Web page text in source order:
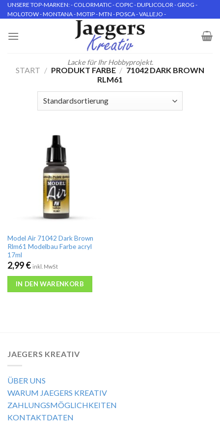
Skip
to
UNSERE TOP-MARKEN: - COLORMATIC - COPIC - DUPLICOLOR - GROG -
MOLOTOW - MONTANA - MOTIP - MTN - POSCA - VALLEJO -
Lacke für Ihr Hobbyprojekt.
START / PRODUKT FARBE / 71042 DARK BROWN
RLM61
Model Air 71042 Dark Brown
Rlm61 Modelbau Farbe acryl
17ml
2,99€ inkl. MwSt
IN DEN WARENKORB
JAEGERS KREATIV
ÜBER UNS
WARUM JAEGERS KREATIV
ZAHLUNGSMÖGLICHKEITEN
KONTAKTDATEN